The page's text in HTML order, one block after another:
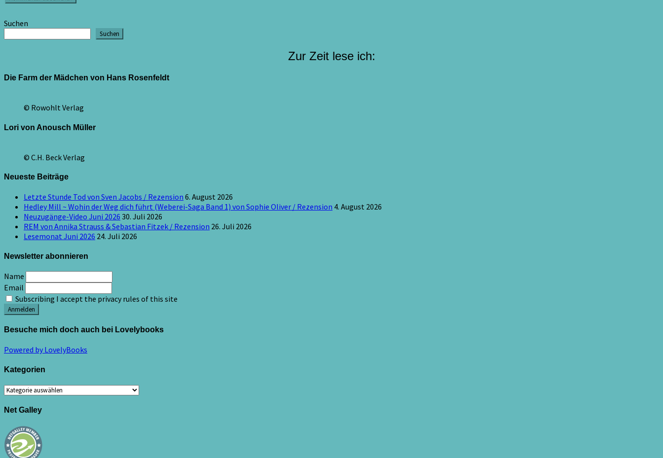
Suchen
Suchen
Zur Zeit lese ich:
Die Farm der Mädchen von Hans Rosenfeldt
© Rowohlt Verlag
Lori von Anousch Müller
© C.H. Beck Verlag
Neueste Beiträge
Letzte Stunde Tod von Sven Jacobs / Rezension 6. August 2026
Hedley Mill ~ Wohin der Weg dich führt (Weberei-Saga Band 1) von Sophie Oliver / Rezension 4. August 2026
Neuzugänge-Video Juni 2026 30. Juli 2026
REM von Annika Strauss & Sebastian Fitzek / Rezension 26. Juli 2026
Lesemonat Juni 2026 24. Juli 2026
Newsletter abonnieren
Name
Email
Subscribing I accept the privacy rules of this site
Besuche mich doch auch bei Lovelybooks
Powered by LovelyBooks
Kategorien
Kategorien
Net Galley